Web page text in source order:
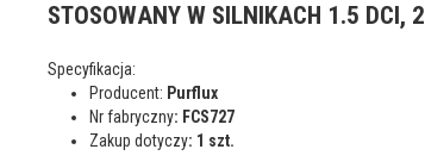
STOSOWANY W SILNIKACH 1.5 DCI,
Specyfikacja:
Producent: Purflux
Nr fabryczny: FCS727
Zakup dotyczy: 1 szt.